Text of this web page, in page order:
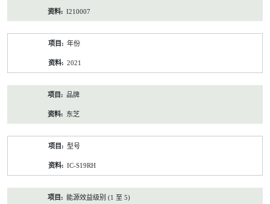
I210007
年份
2021
品牌
东芝
型号
IC-S19RH
能源效益级别 (1 至 5)